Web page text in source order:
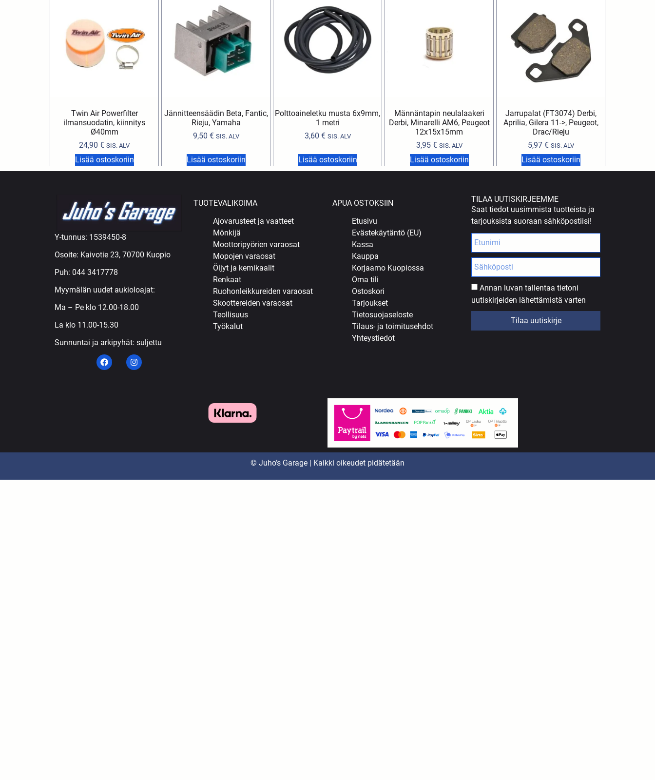
Twin Air Powerfilter
ilmansuodatin, kiinnitys
Ø40mm
24,90 € SIS. ALV
Lisää ostoskoriin
Jännitteensäädin Beta, Fantic,
Rieju, Yamaha
9,50 € SIS. ALV
Lisää ostoskoriin
Polttoaineletku musta 6x9mm,
1 metri
3,60 € SIS. ALV
Lisää ostoskoriin
Männäntapin neulalaakeri
Derbi, Minarelli AM6, Peugeot
12x15x15mm
3,95 € SIS. ALV
Lisää ostoskoriin
Jarrupalat (FT3074) Derbi,
Aprilia, Gilera 11->, Peugeot,
Drac/Rieju
5,97 € SIS. ALV
Lisää ostoskoriin
Y-tunnus: 1539450-8
Osoite: Kaivotie 23, 70700 Kuopio
Puh: 044 3417778
Myymälän uudet aukioloajat:
Ma – Pe klo 12.00-18.00
La klo 11.00-15.30
Sunnuntai ja arkipyhät: suljettu
TUOTEVALIKOIMA
Ajovarusteet ja vaatteet
Mönkijä
Moottoripyörien varaosat
Mopojen varaosat
Öljyt ja kemikaalit
Renkaat
Ruohonleikkureiden varaosat
Skoottereiden varaosat
Teollisuus
Työkalut
APUA OSTOKSIIN
Etusivu
Evästekäytäntö (EU)
Kassa
Kauppa
Korjaamo Kuopiossa
Oma tili
Ostoskori
Tarjoukset
Tietosuojaseloste
Tilaus- ja toimitusehdot
Yhteystiedot
TILAA UUTISKIRJEEMME
Saat tiedot uusimmista tuotteista ja
tarjouksista suoraan sähköpostiisi!
Annan luvan tallentaa tietoni
uutiskirjeiden lähettämistä varten
Tilaa uutiskirje
© Juho’s Garage | Kaikki oikeudet pidätetään